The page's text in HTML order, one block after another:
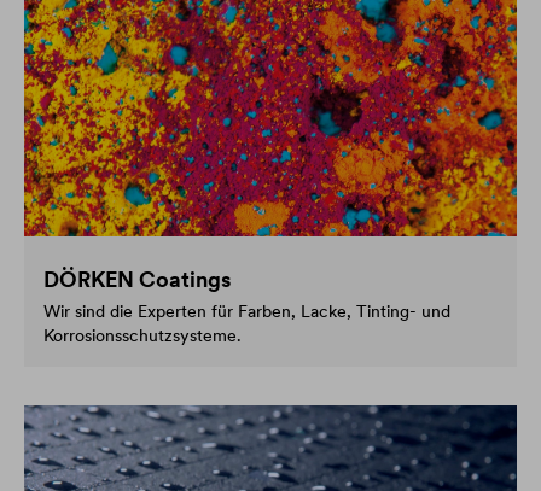
DÖRKEN Coatings
Wir sind die Experten für Farben, Lacke, Tinting- und
Korrosionsschutzsysteme.